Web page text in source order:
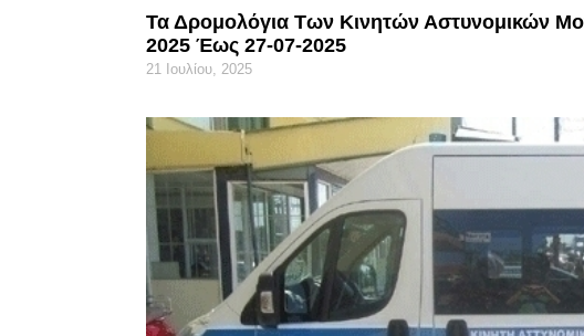
Τα Δρομολόγια Των Κινητών Αστυνομικών
2025 Έως 27-07-2025
21 Ιουλίου, 2025